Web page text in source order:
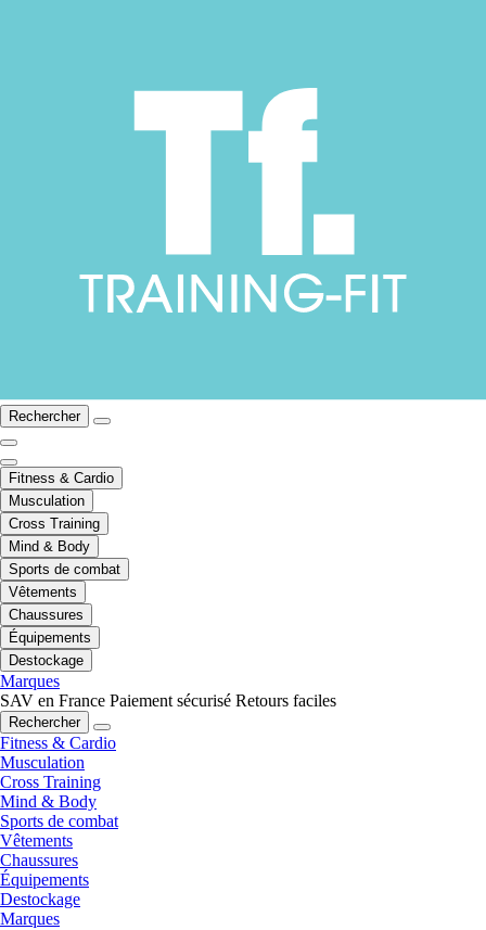
Rechercher
Fitness & Cardio
Musculation
Cross Training
Mind & Body
Sports de combat
Vêtements
Chaussures
Équipements
Destockage
Marques
SAV en France Paiement sécurisé Retours faciles
Rechercher
Fitness & Cardio
Musculation
Cross Training
Mind & Body
Sports de combat
Vêtements
Chaussures
Équipements
Destockage
Marques